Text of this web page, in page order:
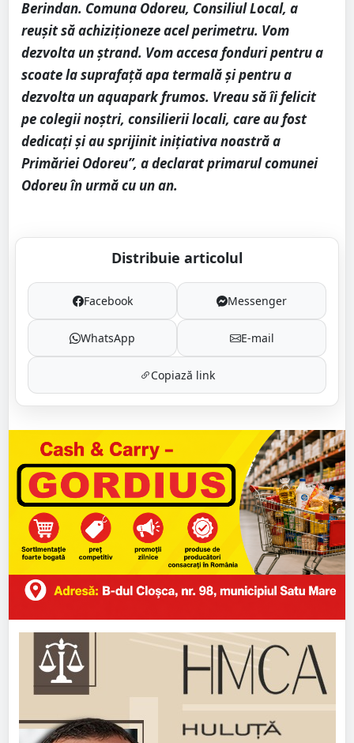
Berindan. Comuna Odoreu, Consiliul Local, a
reușit să achiziționeze acel perimetru. Vom
dezvolta un ștrand. Vom accesa fonduri pentru a
scoate la suprafață apa termală și pentru a
dezvolta un aquapark frumos. Vreau să îi felicit
pe colegii noștri, consilierii locali, care au fost
dedicați și au sprijinit inițiativa noastră a
Primăriei Odoreu”, a declarat primarul comunei
Odoreu în urmă cu un an.
Distribuie articolul
Facebook Messenger
WhatsApp E-mail
Copiază link